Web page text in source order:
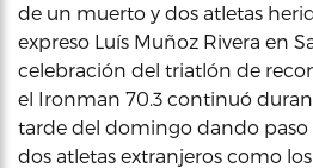
de un muerto y dos atletas
expreso Luís Muñoz Rivera en
celebración del triatlón de
el Ironman 70.3 continuó
tarde del domingo dando paso
dos atletas extranjeros como